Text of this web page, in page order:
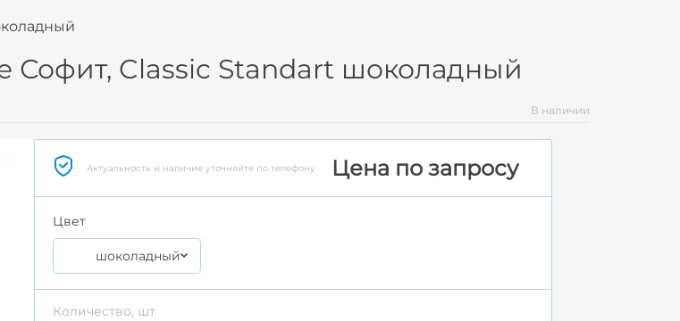
Софит, Classic Standart шоколадный
В наличии
Актуальность и наличие уточняйте по телефону Цена по запросу
Цвет
шоколадный
Количество, шт